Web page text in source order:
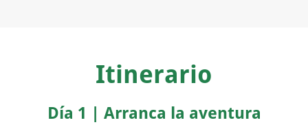
Itinerario
Día 1 | Arranca la aventura